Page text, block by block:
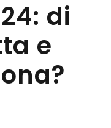
di
e